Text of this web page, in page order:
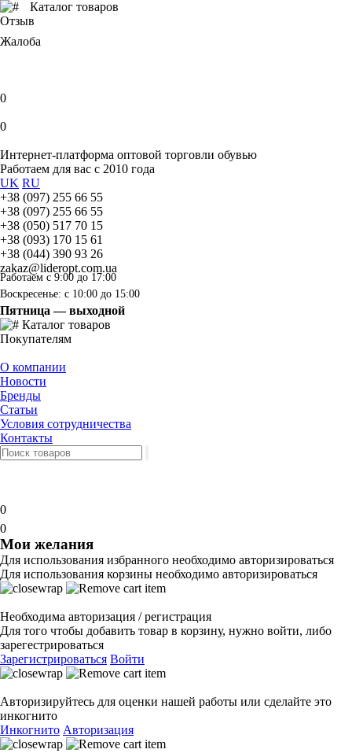
Каталог товаров
Отзыв
Жалоба
0
0
Интернет-платформа оптовой торговли обувью
Работаем для вас с 2010 года
UK RU
+38 (097) 255 66 55
+38 (097) 255 66 55
+38 (050) 517 70 15
+38 (093) 170 15 61
+38 (044) 390 93 26
zakaz@lideropt.com.ua
Работаем с 9:00 до 17:00
Воскресенье: с 10:00 до 15:00
Пятница — выходной
Каталог товаров
Покупателям
О компании
Новости
Бренды
Статьи
Условия сотрудничества
Контакты
0
0
Мои желания
Для использования избранного необходимо авторизироваться
Для использования корзины необходимо авторизироваться
Необходима авторизация / регистрация
Для того чтобы добавить товар в корзину, нужно войти, либо
зарегестрироваться
Зарегистрироваться Войти
Авторизируйтесь для оценки нашей работы или сделайте это
инкогнито
Инкогнито Авторизация